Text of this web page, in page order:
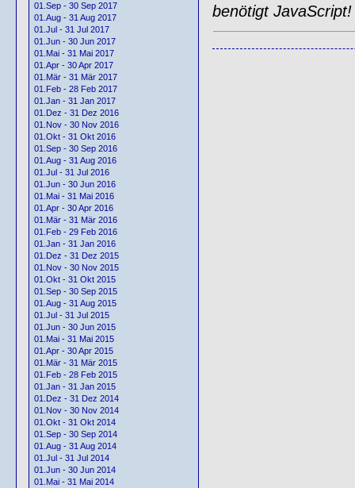
01.Sep - 30 Sep 2017
01.Aug - 31 Aug 2017
01.Jul - 31 Jul 2017
01.Jun - 30 Jun 2017
01.Mai - 31 Mai 2017
01.Apr - 30 Apr 2017
01.Mär - 31 Mär 2017
01.Feb - 28 Feb 2017
01.Jan - 31 Jan 2017
01.Dez - 31 Dez 2016
01.Nov - 30 Nov 2016
01.Okt - 31 Okt 2016
01.Sep - 30 Sep 2016
01.Aug - 31 Aug 2016
01.Jul - 31 Jul 2016
01.Jun - 30 Jun 2016
01.Mai - 31 Mai 2016
01.Apr - 30 Apr 2016
01.Mär - 31 Mär 2016
01.Feb - 29 Feb 2016
01.Jan - 31 Jan 2016
01.Dez - 31 Dez 2015
01.Nov - 30 Nov 2015
01.Okt - 31 Okt 2015
01.Sep - 30 Sep 2015
01.Aug - 31 Aug 2015
01.Jul - 31 Jul 2015
01.Jun - 30 Jun 2015
01.Mai - 31 Mai 2015
01.Apr - 30 Apr 2015
01.Mär - 31 Mär 2015
01.Feb - 28 Feb 2015
01.Jan - 31 Jan 2015
01.Dez - 31 Dez 2014
01.Nov - 30 Nov 2014
01.Okt - 31 Okt 2014
01.Sep - 30 Sep 2014
01.Aug - 31 Aug 2014
01.Jul - 31 Jul 2014
01.Jun - 30 Jun 2014
01.Mai - 31 Mai 2014
benötigt JavaScript!